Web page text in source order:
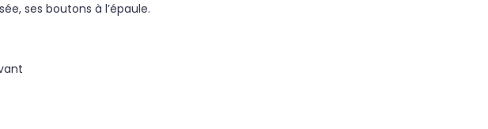
ses boutons à l’épaule.